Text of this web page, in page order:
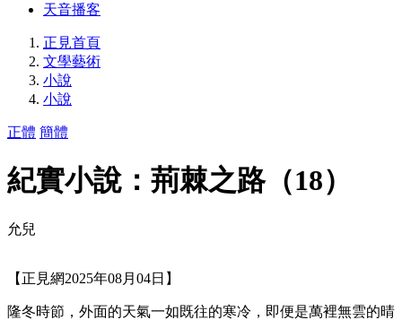
天音播客
正見首頁
文學藝術
小說
小說
正體 簡體
紀實小說：荊棘之路（18）
允兒
【正見網2025年08月04日】
隆冬時節，外面的天氣一如既往的寒冷，即便是萬裡無雲的晴